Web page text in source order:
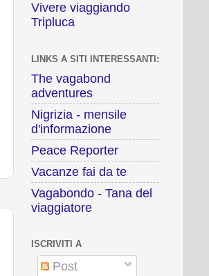
Vivere viaggiando
Tripluca
LINKS A SITI INTERESSANTI:
The vagabond
adventures
Nigrizia - mensile
d'informazione
Peace Reporter
Vacanze fai da te
Vagabondo - Tana del
viaggiatore
ISCRIVITI A
Post